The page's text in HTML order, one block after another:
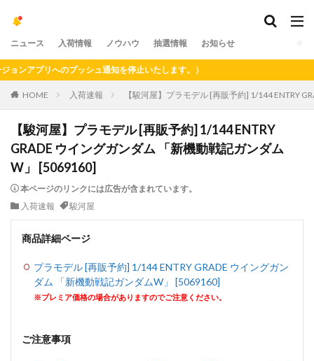
ニュース 入荷情報 ノウハウ 抽選情報 お知らせ
プリへのプッシュ通知を停止いたします。）
HOME 入荷速報 【駿河屋】プラモデル [再販予約] 1/144 ENTRY
【駿河屋】プラモデル [再販予約] 1/144 ENTRY
GRADE ウイングガンダム 「新機動戦記ガンダム
W」 [5069160]
本ページのリンクには広告が含まれています。
入荷速報
駿河屋
商品詳細ページ
プラモデル [再販予約] 1/144 ENTRY GRADE ウイングガン
ダム 「新機動戦記ガンダムW」 [5069160]
※プレミア価格の場合がありますのでご注意ください。
ご注意事項